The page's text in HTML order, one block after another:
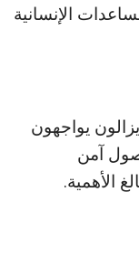
الإنسانية
يواجهون
آمن
الأهمية.